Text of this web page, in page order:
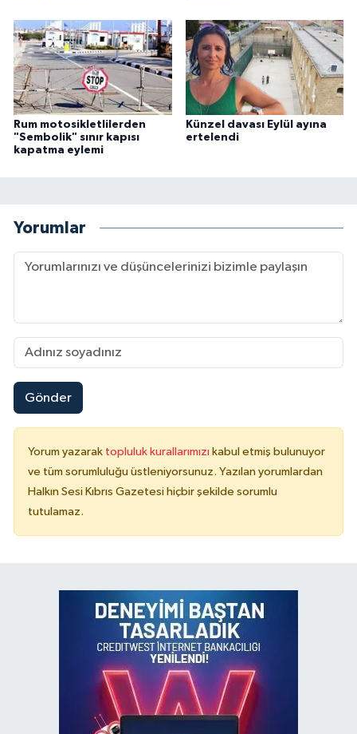
Rum motosikletlilerden
"Sembolik" sınır kapısı
kapatma eylemi
Künzel davası Eylül ayına
ertelendi
Yorumlar
Gönder
Yorum yazarak topluluk kurallarımızı kabul etmiş bulunuyor
ve tüm sorumluluğu üstleniyorsunuz. Yazılan yorumlardan
Halkın Sesi Kıbrıs Gazetesi hiçbir şekilde sorumlu
tutulamaz.